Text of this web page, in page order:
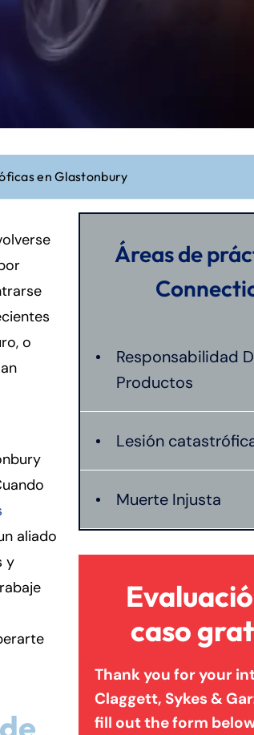
en Glastonbury
o
aliado
y
Áreas de
Responsabilidad
Productos
Lesión
Muerte Injusta
caso
Thank you for your
Claggett, Sykes &
fill out the form